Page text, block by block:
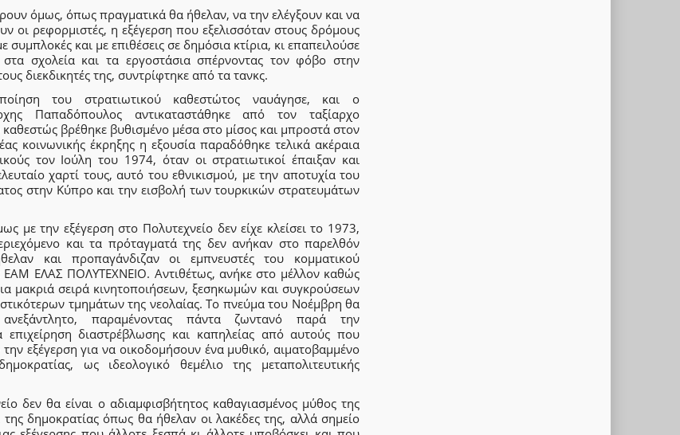
όμως, όπως πραγματικά θα ήθελαν, να την ελέγξουν και να
οι ρεφορμιστές, η εξέγερση που εξελισσόταν στους δρόμους
συμπλοκές και με επιθέσεις σε δημόσια κτίρια, κι επαπειλούσε
σχολεία και τα εργοστάσια σπέρνοντας τον φόβο στην
διεκδικητές της, συντρίφτηκε από τα τανκς.
του στρατιωτικού καθεστώτος ναυάγησε, και ο
Παπαδόπουλος αντικαταστάθηκε από τον ταξίαρχο
καθεστώς βρέθηκε βυθισμένο μέσα στο μίσος και μπροστά στον
κοινωνικής έκρηξης η εξουσία παραδόθηκε τελικά ακέραια
τον Ιούλη του 1974, όταν οι στρατιωτικοί έπαιξαν και
χαρτί τους, αυτό του εθνικισμού, με την αποτυχία του
στην Κύπρο και την εισβολή των τουρκικών στρατευμάτων
με την εξέγερση στο Πολυτεχνείο δεν είχε κλείσει το 1973,
και τα πρόταγματά της δεν ανήκαν στο παρελθόν
και προπαγάνδιζαν οι εμπνευστές του κομματικού
ΕΑΜ ΕΛΑΣ ΠΟΛΥΤΕΧΝΕΙΟ. Αντιθέτως, ανήκε στο μέλλον καθώς
μακριά σειρά κινητοποιήσεων, ξεσηκωμών και συγκρούσεων
τμημάτων της νεολαίας. Το πνεύμα του Νοέμβρη θα
ανεξάντλητο, παραμένοντας πάντα ζωντανό παρά την
επιχείρηση διαστρέβλωσης και καπηλείας από αυτούς που
την εξέγερση για να οικοδομήσουν ένα μυθικό, αιματοβαμμένο
ως ιδεολογικό θεμέλιο της μεταπολιτευτικής
δεν θα είναι ο αδιαμφισβήτητος καθαγιασμένος μύθος της
της δημοκρατίας όπως θα ήθελαν οι λακέδες της, αλλά σημείο